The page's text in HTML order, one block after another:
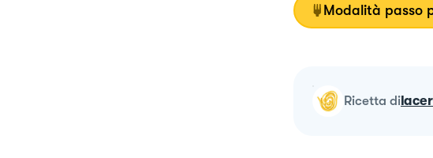
Modalità passo
ricetta di